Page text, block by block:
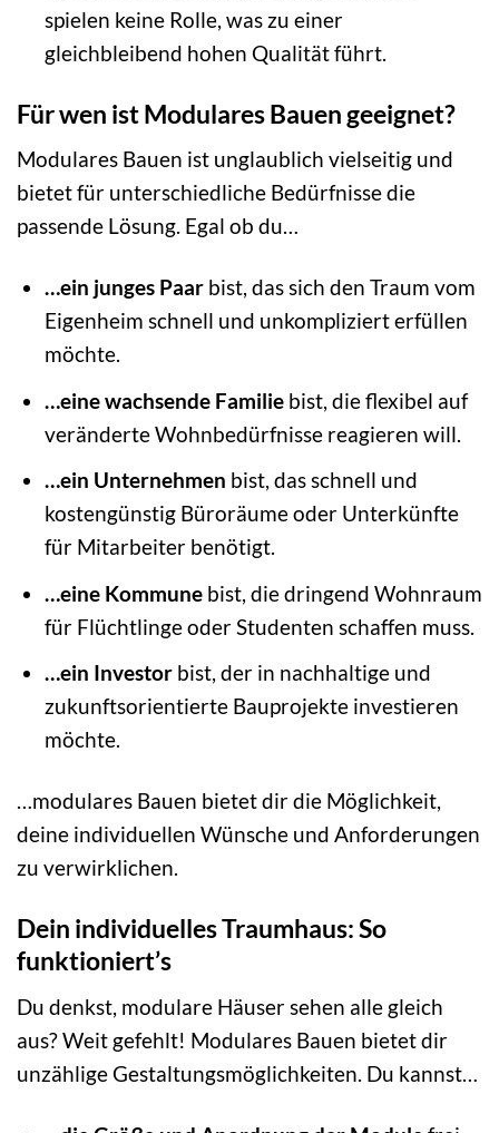
spielen keine Rolle, was zu einer
gleichbleibend hohen Qualität führt.
Für wen ist Modulares Bauen geeignet?
Modulares Bauen ist unglaublich vielseitig und
bietet für unterschiedliche Bedürfnisse die
passende Lösung. Egal ob du…
…ein junges Paarbist, das sich den Traum vom
Eigenheim schnell und unkompliziert erfüllen
möchte.
…eine wachsende Familiebist, die flexibel auf
veränderte Wohnbedürfnisse reagieren will.
…ein Unternehmen bist, das schnell und
kostengünstig Büroräume oder Unterkünfte
für Mitarbeiter benötigt.
…eine Kommunebist, die dringend Wohnraum
für Flüchtlinge oder Studenten schaffen muss.
…ein Investorbist, der in nachhaltige und
zukunftsorientierte Bauprojekte investieren
möchte.
…modulares Bauen bietet dir die Möglichkeit,
deine individuellen Wünsche und Anforderungen
zu verwirklichen.
Dein individuelles Traumhaus: So
funktioniert’s
Du denkst, modulare Häuser sehen alle gleich
aus? Weit gefehlt! Modulares Bauen bietet dir
unzählige Gestaltungsmöglichkeiten. Du kannst…